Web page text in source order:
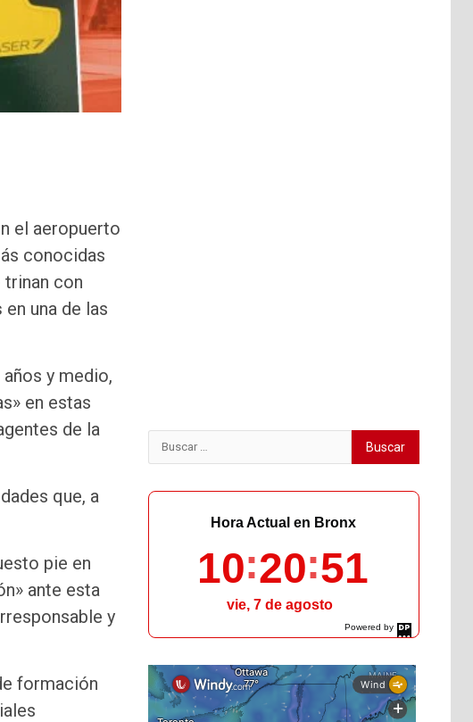
el aeropuerto
conocidas
trinan con
en una de las
y medio,
en estas
de la
que, a
pie en
ante esta
y
formación
Buscar:
Powered by
DaysPedia.com
Hora Actual en Bronx
10 20 52
vie, 7 de agosto